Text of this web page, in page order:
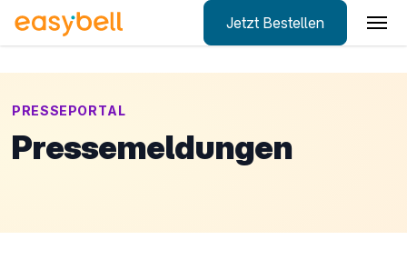
Jetzt Bestellen
PRESSEPORTAL
Pressemeldungen